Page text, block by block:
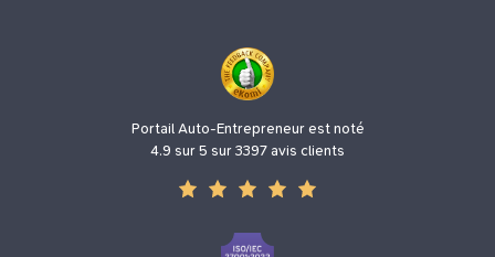
Portail Auto-Entrepreneur est noté
4.9 sur 5 sur 3397 avis clients